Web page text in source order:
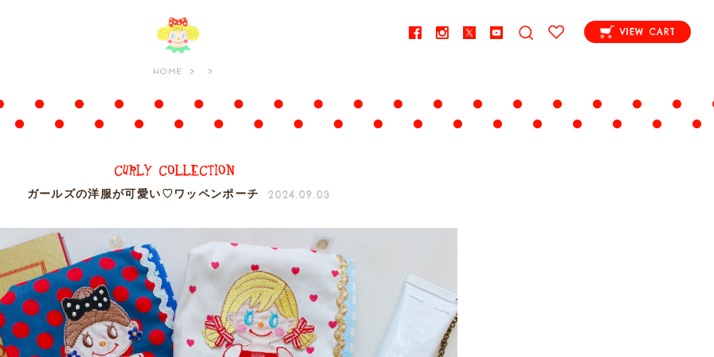
VIEW CART
HOME
ガールズの洋服が可愛い♡ワッペンポーチ 2024.09.03